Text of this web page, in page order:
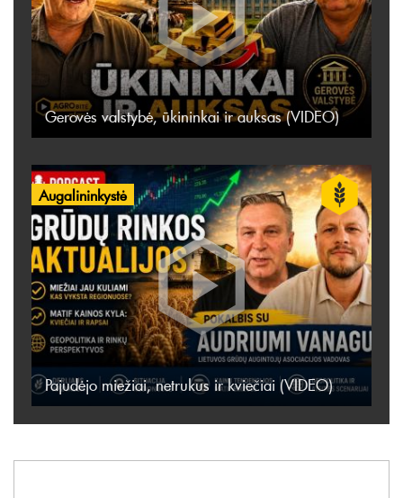
Gerovės valstybė, ūkininkai ir auksas (VIDEO)
Augalininkystė
Pajudėjo miežiai, netrukus ir kviečiai (VIDEO)